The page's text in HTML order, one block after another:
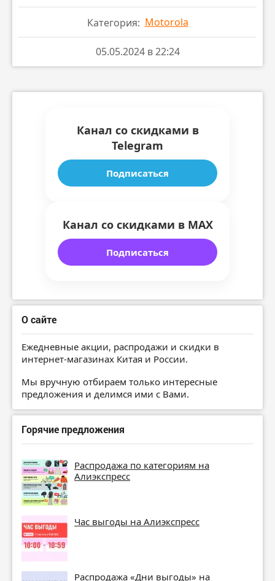
Категория: Motorola
05.05.2024 в 22:24
Канал со скидками в
Telegram
Подписаться
Канал со скидками в MAX
Подписаться
О сайте
Ежедневные акции, распродажи и скидки в
интернет-магазинах Китая и России.
Мы вручную отбираем только интересные
предложения и делимся ими с Вами.
Горячие предложения
Распродажа по категориям на
Алиэкспресс
Час выгоды на Алиэкспресс
Распродажа «Дни выгоды» на